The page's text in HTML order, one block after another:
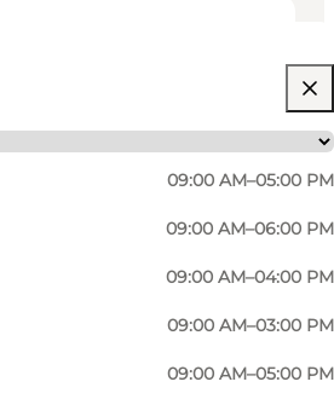
09:00 AM–05:00 PM
09:00 AM–06:00 PM
09:00 AM–04:00 PM
09:00 AM–03:00 PM
09:00 AM–05:00 PM